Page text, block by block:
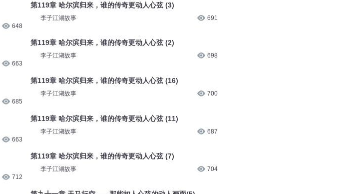
648
663
685
663
712
第119章 哈尔滨归来，谁的传奇更动人心弦 (3)
李子江湖故事 691
第119章 哈尔滨归来，谁的传奇更动人心弦 (2)
李子江湖故事 698
第119章 哈尔滨归来，谁的传奇更动人心弦 (16)
李子江湖故事 700
第119章 哈尔滨归来，谁的传奇更动人心弦 (11)
李子江湖故事 687
第119章 哈尔滨归来，谁的传奇更动人心弦 (7)
李子江湖故事 704